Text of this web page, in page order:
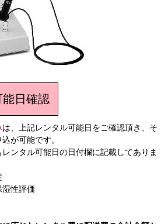
日確認
は、上記レンタル可能日をご確認頂き、そ
が可能です。
ンタル可能日の日付欄に記載してありま
性評価